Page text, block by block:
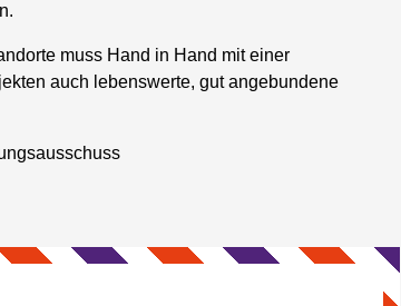
muss Hand in Hand mit einer
auch lebenswerte, gut angebundene